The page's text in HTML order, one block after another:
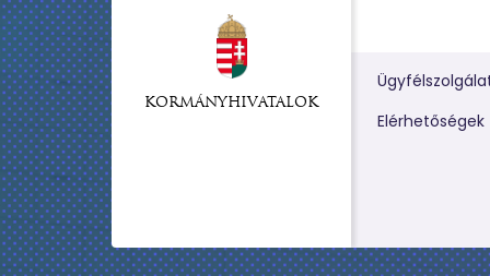
KORMÁNYHIVATALOK
Kereső
Elérhetőségek